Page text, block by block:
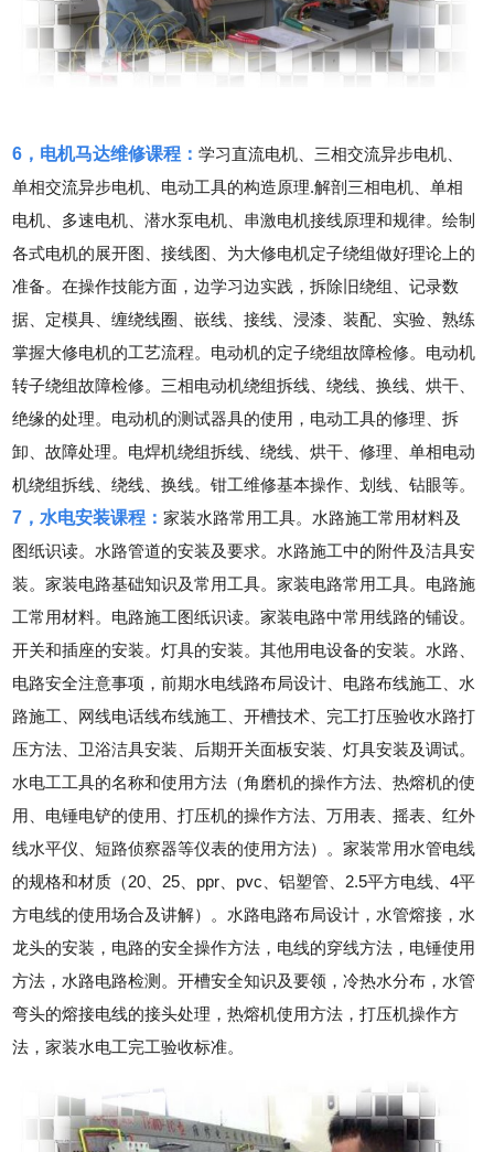
6，电机马达维修课程：学习直流电机、三相交流异步电机、
单相交流异步电机、电动工具的构造原理.解剖三相电机、单相
电机、多速电机、潜水泵电机、串激电机接线原理和规律。绘制
各式电机的展开图、接线图、为大修电机定子绕组做好理论上的
准备。在操作技能方面，边学习边实践，拆除旧绕组、记录数
据、定模具、缠绕线圈、嵌线、接线、浸漆、装配、实验、熟练
掌握大修电机的工艺流程。电动机的定子绕组故障检修。电动机
转子绕组故障检修。三相电动机绕组拆线、绕线、换线、烘干、
绝缘的处理。电动机的测试器具的使用，电动工具的修理、拆
卸、故障处理。电焊机绕组拆线、绕线、烘干、修理、单相电动
机绕组拆线、绕线、换线。钳工维修基本操作、划线、钻眼等。
7，水电安装课程：家装水路常用工具。水路施工常用材料及
图纸识读。水路管道的安装及要求。水路施工中的附件及洁具安
装。家装电路基础知识及常用工具。家装电路常用工具。电路施
工常用材料。电路施工图纸识读。家装电路中常用线路的铺设。
开关和插座的安装。灯具的安装。其他用电设备的安装。水路、
电路安全注意事项，前期水电线路布局设计、电路布线施工、水
路施工、网线电话线布线施工、开槽技术、完工打压验收水路打
压方法、卫浴洁具安装、后期开关面板安装、灯具安装及调试。
水电工工具的名称和使用方法（角磨机的操作方法、热熔机的使
用、电锤电铲的使用、打压机的操作方法、万用表、摇表、红外
线水平仪、短路侦察器等仪表的使用方法）。家装常用水管电线
的规格和材质（20、25、ppr、pvc、铝塑管、2.5平方电线、4平
方电线的使用场合及讲解）。水路电路布局设计，水管熔接，水
龙头的安装，电路的安全操作方法，电线的穿线方法，电锤使用
方法，水路电路检测。开槽安全知识及要领，冷热水分布，水管
弯头的熔接电线的接头处理，热熔机使用方法，打压机操作方
法，家装水电工完工验收标准。
吉林的网友正进入本页访问